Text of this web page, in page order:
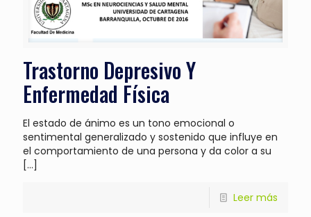
Trastorno Depresivo Y
Enfermedad Física
El estado de ánimo es un tono emocional o
sentimental generalizado y sostenido que influye en
el comportamiento de una persona y da color a su
[…]
Leer más